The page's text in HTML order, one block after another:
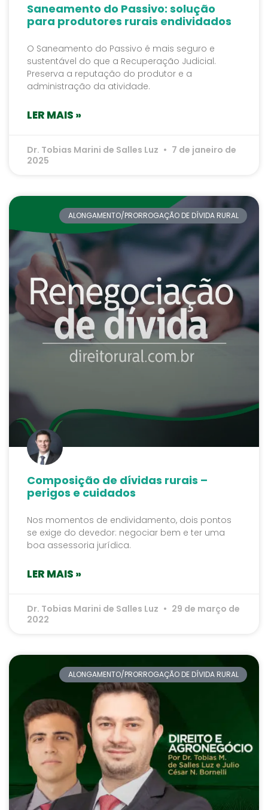
Saneamento do Passivo: solução
para produtores rurais endividados
O Saneamento do Passivo é mais seguro e
sustentável do que a Recuperação Judicial.
Preserva a reputação do produtor e a
administração da atividade.
LER MAIS »
Dr. Tobias Marini de Salles Luz
7 de janeiro de
2025
ALONGAMENTO/PRORROGAÇÃO DE DÍVIDA RURAL
Composição de dívidas rurais –
perigos e cuidados
Nos momentos de endividamento, dois pontos
se exige do devedor: negociar bem e ter uma
boa assessoria jurídica.
LER MAIS »
Dr. Tobias Marini de Salles Luz
29 de março de
2022
ALONGAMENTO/PRORROGAÇÃO DE DÍVIDA RURAL